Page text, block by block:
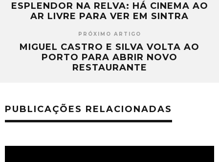
ESPLENDOR NA RELVA: HÁ CINEMA AO
AR LIVRE PARA VER EM SINTRA
PRÓXIMO ARTIGO
MIGUEL CASTRO E SILVA VOLTA AO
PORTO PARA ABRIR NOVO
RESTAURANTE
PUBLICAÇÕES RELACIONADAS